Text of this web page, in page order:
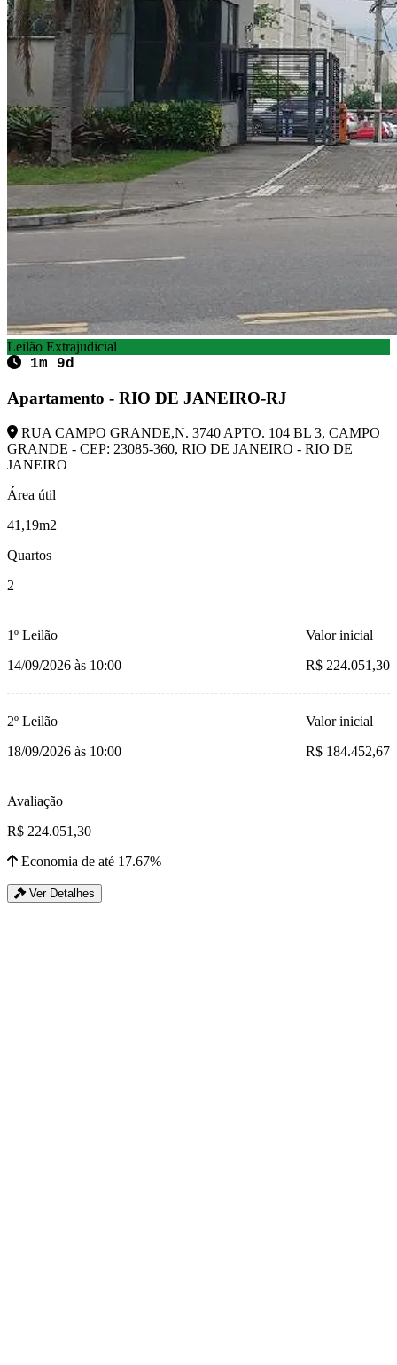
Leilão Extrajudicial
1m 9d
Apartamento - RIO DE JANEIRO-RJ
RUA CAMPO GRANDE,N. 3740 APTO. 104 BL 3, CAMPO
GRANDE - CEP: 23085-360, RIO DE JANEIRO - RIO DE
JANEIRO
Área útil
41,19m2
Quartos
2
1º Leilão
14/09/2026 às 10:00
Valor inicial
R$ 224.051,30
2º Leilão
18/09/2026 às 10:00
Valor inicial
R$ 184.452,67
Avaliação
R$ 224.051,30
Economia de até 17.67%
Ver Detalhes